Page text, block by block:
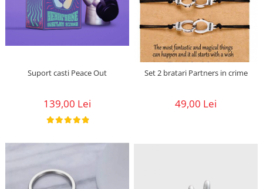
Suport casti Peace Out
139,00 Lei
Set 2 bratari Partners in crime
49,00 Lei